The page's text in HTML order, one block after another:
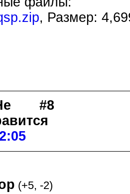
, Размер:
#8
(+5, -2)